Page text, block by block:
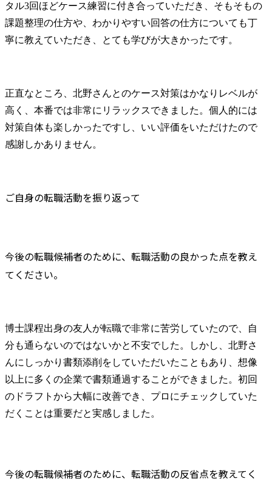
タル3回ほどケース練習に付き合っていただき、そもそもの
課題整理の仕方や、わかりやすい回答の仕方についても丁
寧に教えていただき、とても学びが大きかったです。
正直なところ、北野さんとのケース対策はかなりレベルが
高く、本番では非常にリラックスできました。個人的には
対策自体も楽しかったですし、いい評価をいただけたので
感謝しかありません。
ご自身の転職活動を振り返って
今後の転職候補者のために、転職活動の良かった点を教え
てください。
博士課程出身の友人が転職で非常に苦労していたので、自
分も通らないのではないかと不安でした。しかし、北野さ
んにしっかり書類添削をしていただいたこともあり、想像
以上に多くの企業で書類通過することができました。初回
のドラフトから大幅に改善でき、プロにチェックしていた
だくことは重要だと実感しました。
今後の転職候補者のために、転職活動の反省点を教えてく